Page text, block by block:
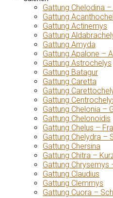
Gattung Chelodina
Gattung
Gattung Actinemys
Gattung
Gattung Amyda
Gattung Apalone –
Gattung Astrochelys
Gattung Batagur
Gattung Caretta
Gattung
Gattung
Gattung Chelonia –
Gattung Chelonoidis
Gattung Chelus –
Gattung Chelydra –
Gattung Chersina
Gattung Chitra –
Gattung Chrysemys
Gattung Claudius
Gattung Clemmys
Gattung Cuora –